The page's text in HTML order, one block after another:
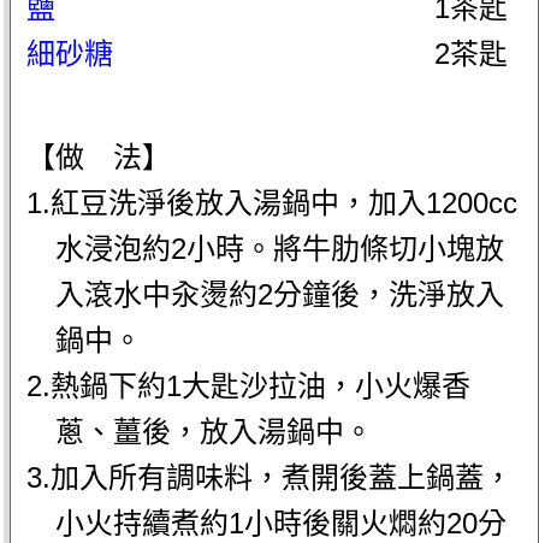
鹽
1茶匙
細砂糖
2茶匙
【做 法】
1.紅豆洗淨後放入湯鍋中，加入1200cc
水浸泡約2小時。將牛肋條切小塊放
入滾水中汆燙約2分鐘後，洗淨放入
鍋中。
2.熱鍋下約1大匙沙拉油，小火爆香
蔥、薑後，放入湯鍋中。
3.加入所有調味料，煮開後蓋上鍋蓋，
小火持續煮約1小時後關火燜約20分